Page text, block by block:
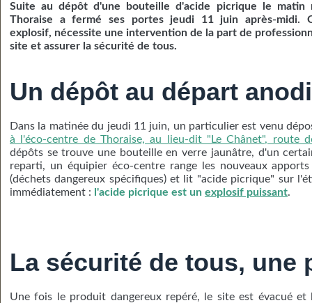
Suite au dépôt d'une bouteille d'acide picrique le matin
Thoraise a fermé ses portes jeudi 11 juin après-midi.
explosif, nécessite une intervention de la part de
site et assurer la sécurité de tous.
Un dépôt au départ
Dans la matinée du jeudi 11 juin, un particulier est venu
à l'éco-centre de Thoraise, au lieu-dit "Le Chânet", route
dépôts se trouve une bouteille en verre jaunâtre, d'un
reparti, un équipier éco-centre range les nouveaux
(déchets dangereux spécifiques) et lit "acide picrique" sur
immédiatement : l'acide picrique est un explosif puissant.
La sécurité de tous, une
Une fois le produit dangereux repéré, le site est évacué et